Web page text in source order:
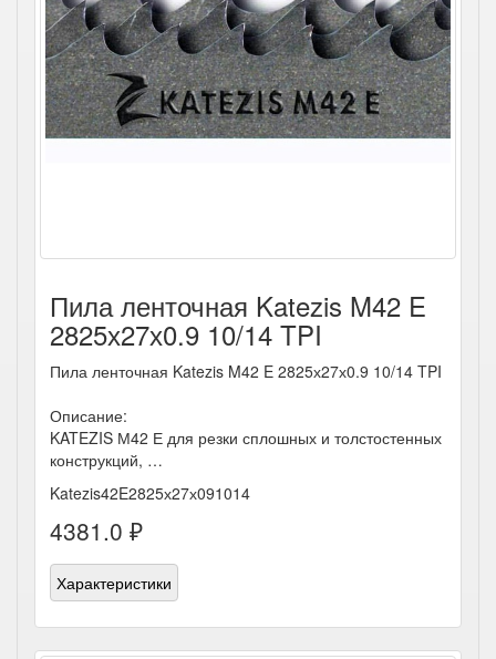
Пила ленточная Katezis M42 E
2825х27х0.9 10/14 TPI
Пила ленточная Katezis M42 E 2825х27х0.9 10/14 TPI
Описание:
KATEZIS М42 Е для резки сплошных и толстостенных
конструкций, …
Katezis42E2825х27х091014
4381.0 ₽
Характеристики